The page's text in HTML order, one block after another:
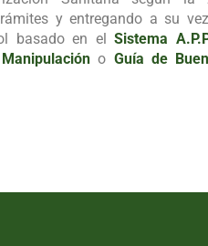
y entregando a su
basado en el Sistema
o Guía de